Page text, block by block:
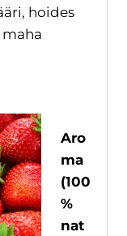
hoides
Aro
ma
(100
%
nat